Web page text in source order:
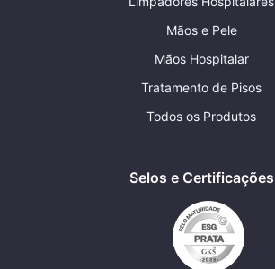
Mãos e Pele
Mãos Hospitalar
Tratamento de Pisos
Todos os Produtos
Selos e Certificações